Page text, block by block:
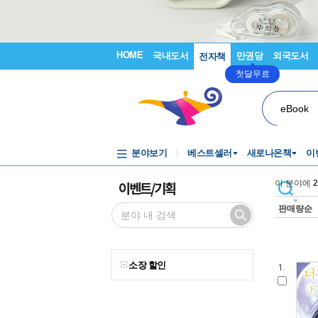
HOME 국내도서 전자책 만권당
첫달무료
외국도서
eBook
분야보기 베스트셀러 새로나온책 이
이벤트/기획
소장 할인
이 분야에 2
판매량순
1.